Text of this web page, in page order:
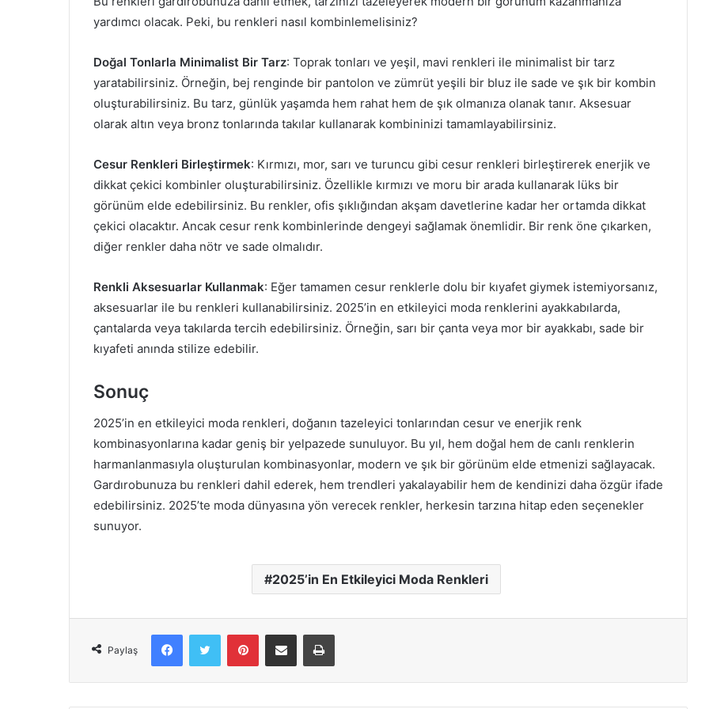
yardımcı olacak. Peki, bu renkleri nasıl kombinlemelisiniz?
Doğal Tonlarla Minimalist Bir Tarz: Toprak tonları ve yeşil, mavi renkleri ile minimalist bir tarz
yaratabilirsiniz. Örneğin, bej renginde bir pantolon ve zümrüt yeşili bir bluz ile sade ve şık bir kombin
oluşturabilirsiniz. Bu tarz, günlük yaşamda hem rahat hem de şık olmanıza olanak tanır. Aksesuar
olarak altın veya bronz tonlarında takılar kullanarak kombininizi tamamlayabilirsiniz.
Cesur Renkleri Birleştirmek: Kırmızı, mor, sarı ve turuncu gibi cesur renkleri birleştirerek enerjik ve
dikkat çekici kombinler oluşturabilirsiniz. Özellikle kırmızı ve moru bir arada kullanarak lüks bir
görünüm elde edebilirsiniz. Bu renkler, ofis şıklığından akşam davetlerine kadar her ortamda dikkat
çekici olacaktır. Ancak cesur renk kombinlerinde dengeyi sağlamak önemlidir. Bir renk öne çıkarken,
diğer renkler daha nötr ve sade olmalıdır.
Renkli Aksesuarlar Kullanmak: Eğer tamamen cesur renklerle dolu bir kıyafet giymek istemiyorsanız,
aksesuarlar ile bu renkleri kullanabilirsiniz. 2025’in en etkileyici moda renklerini ayakkabılarda,
çantalarda veya takılarda tercih edebilirsiniz. Örneğin, sarı bir çanta veya mor bir ayakkabı, sade bir
kıyafeti anında stilize edebilir.
Sonuç
2025’in en etkileyici moda renkleri, doğanın tazeleyici tonlarından cesur ve enerjik renk
kombinasyonlarına kadar geniş bir yelpazede sunuluyor. Bu yıl, hem doğal hem de canlı renklerin
harmanlanmasıyla oluşturulan kombinasyonlar, modern ve şık bir görünüm elde etmenizi sağlayacak.
Gardırobunuza bu renkleri dahil ederek, hem trendleri yakalayabilir hem de kendinizi daha özgür ifade
edebilirsiniz. 2025’te moda dünyasına yön verecek renkler, herkesin tarzına hitap eden seçenekler
sunuyor.
2025’in En Etkileyici Moda Renkleri
Paylaş
Facebook
X PinterestE-Posta ile paylaş Yazdır